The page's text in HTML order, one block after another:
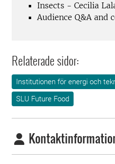
Insects - Cecilia
Audience Q&A and
Relaterade sidor:
Institutionen för energi och
SLU Future Food